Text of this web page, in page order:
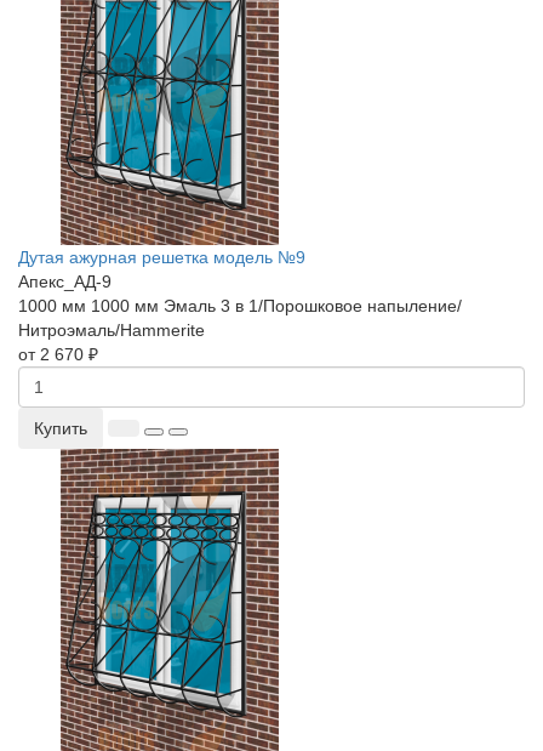
Дутая ажурная решетка модель №9
Апекс_АД-9
1000 мм 1000 мм Эмаль 3 в 1/Порошковое напыление/
Нитроэмаль/Hammerite
от 2 670 ₽
Купить